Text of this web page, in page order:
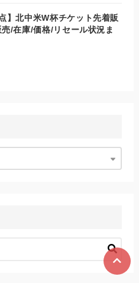
】北中米W杯チケット先着販
/在庫/価格/リセール状況ま